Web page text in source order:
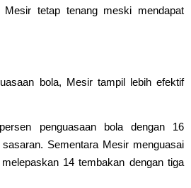
Mesir tetap tenang meski mendapat
bola, Mesir tampil lebih efektif
penguasaan bola dengan 16
Sementara Mesir menguasai
14 tembakan dengan tiga